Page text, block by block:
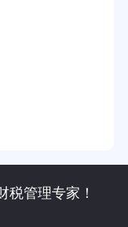
税管理专家！